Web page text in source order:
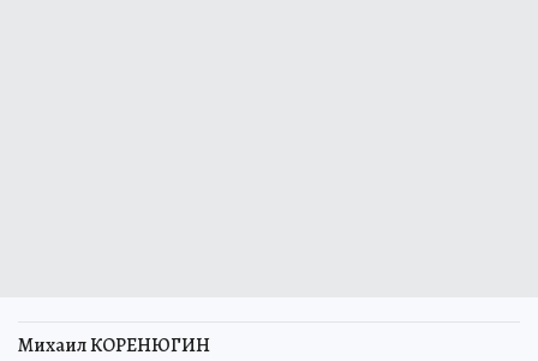
Михаил КОРЕНЮГИН